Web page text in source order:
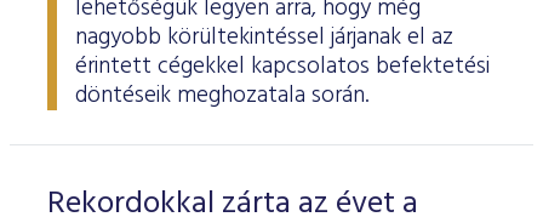
lehetőségük legyen arra, hogy még
nagyobb körültekintéssel járjanak el az
érintett cégekkel kapcsolatos befektetési
döntéseik meghozatala során.
Rekordokkal zárta az évet a